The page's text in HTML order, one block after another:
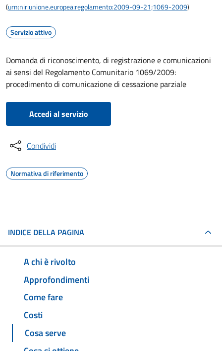
(urn:nir:unione.europea:regolamento:2009-09-21;1069-2009)
Servizio attivo
Domanda di riconoscimento, di registrazione e comunicazioni
ai sensi del Regolamento Comunitario 1069/2009:
procedimento di comunicazione di cessazione parziale
Accedi al servizio
Condividi
Normativa di riferimento
INDICE DELLA PAGINA
A chi è rivolto
Approfondimenti
Come fare
Costi
Cosa serve